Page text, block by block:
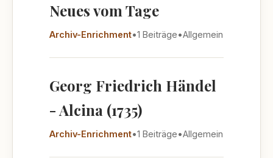
Neues vom Tage
Archiv-Enrichment•1 Beiträge•Allgemein
Georg Friedrich Händel
- Alcina (1735)
Archiv-Enrichment•1 Beiträge•Allgemein